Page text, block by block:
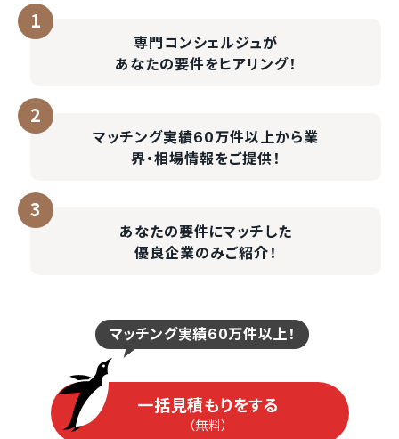
専門コンシェルジュが
あなたの要件をヒアリング！
マッチング実績60万件以上から業
界・相場情報をご提供！
あなたの要件にマッチした
優良企業のみご紹介！
マッチング実績60万件以上！
一括見積もりをする
（無料）